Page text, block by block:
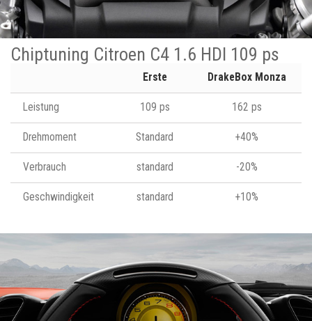
Chiptuning Citroen C4 1.6 HDI 109 ps
Erste DrakeBox Monza
Leistung 109 ps 162 ps
Drehmoment Standard +40%
Verbrauch standard -20%
Geschwindigkeit standard +10%